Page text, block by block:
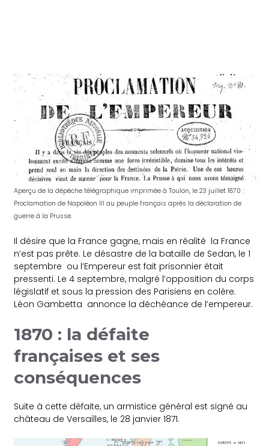
Aperçu de la dépêche télégraphique imprimée à Toulon, le 23 juillet 1870 :
Proclamation de Napoléon III au peuple français après la déclaration de
guerre à la Prusse.
Il désire que la France gagne, mais en réalité la France
n’est pas prête. Le désastre de la bataille de Sedan, le 1
septembre ou l’Empereur est fait prisonnier était
pressenti. Le 4 septembre, malgré l’opposition du corps
législatif et sous la pression des Parisiens en colère.
Léon Gambetta annonce la déchéance de l’empereur.
1870 : la défaite
françaises et ses
conséquences
Suite à cette défaite, un armistice général est signé au
château de Versailles, le 28 janvier 1871.